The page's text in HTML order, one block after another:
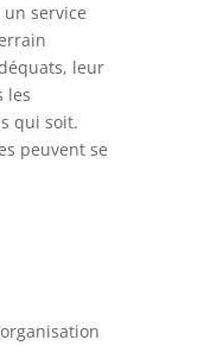
service
leur
les
qui soit.
peuvent se